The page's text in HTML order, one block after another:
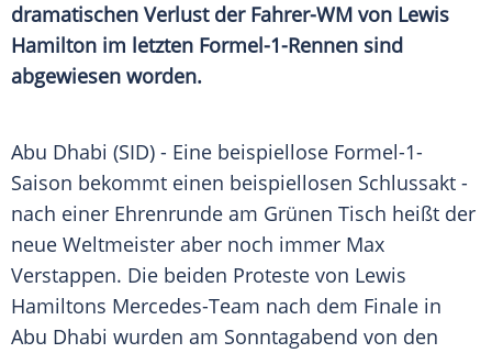
dramatischen Verlust der Fahrer-WM von Lewis
Hamilton im letzten Formel-1-Rennen sind
abgewiesen worden.
Abu Dhabi (SID) - Eine beispiellose Formel-1-
Saison bekommt einen beispiellosen Schlussakt -
nach einer Ehrenrunde am Grünen Tisch heißt der
neue Weltmeister aber noch immer Max
Verstappen. Die beiden Proteste von Lewis
Hamiltons Mercedes-Team nach dem Finale in
Abu Dhabi wurden am Sonntagabend von den